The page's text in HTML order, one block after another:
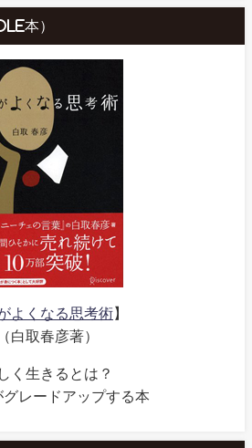
本）
よくなる思考術】
（白取春彦著）
く生きるとは？
グレードアップする本